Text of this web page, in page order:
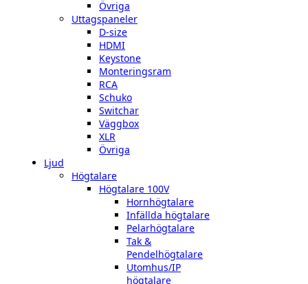
Övriga
Uttagspaneler
D-size
HDMI
Keystone
Monteringsram
RCA
Schuko
Switchar
Väggbox
XLR
Övriga
Ljud
Högtalare
Högtalare 100V
Hornhögtalare
Infällda högtalare
Pelarhögtalare
Tak &
Pendelhögtalare
Utomhus/IP
högtalare